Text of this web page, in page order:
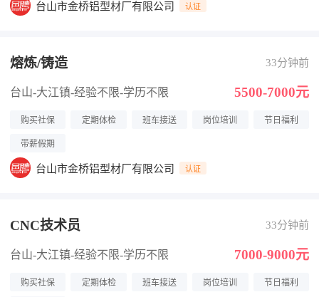
台山市金桥铝型材厂有限公司 认证
熔炼/铸造 33分钟前
台山-大江镇-经验不限-学历不限 5500-7000元
购买社保 定期体检 班车接送 岗位培训 节日福利
带薪假期
台山市金桥铝型材厂有限公司 认证
CNC技术员 33分钟前
台山-大江镇-经验不限-学历不限 7000-9000元
购买社保 定期体检 班车接送 岗位培训 节日福利